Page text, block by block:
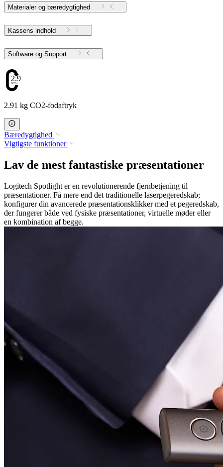
Materialer og bæredygtighed
Kassens indhold
Software og Support
2.91
2.91 kg CO2-fodaftryk
Bæredygtighed
Vigtigste funktioner
Lav de mest fantastiske præsentationer
Logitech Spotlight er en revolutionerende fjernbetjening til
præsentationer. Få mere end det traditionelle laserpegeredskab;
konfigurer din avancerede præsentationsklikker med et pegeredskab,
der fungerer både ved fysiske præsentationer, virtuelle møder eller
en kombination af begge.